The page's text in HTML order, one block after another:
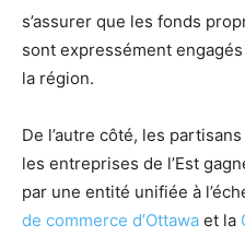
s’assurer que les fonds
sont expressément
la région.
De l’autre côté, les
les entreprises de l’Est
par une entité unifiée à
de commerce d’Ottawa et la